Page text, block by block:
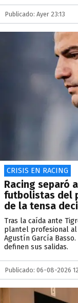
Publicado: Ayer 23:13
CRISIS EN RACING
Racing separó
futbolistas del
de la tensa
Tras la caída ante
plantel profesional al
Agustín García
definen sus salidas.
Publicado: 06-08-2026